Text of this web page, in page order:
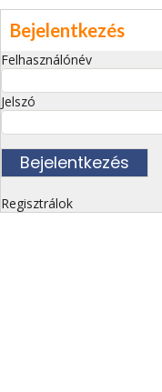
Bejelentkezés
Felhasználónév
Jelszó
Regisztrálok